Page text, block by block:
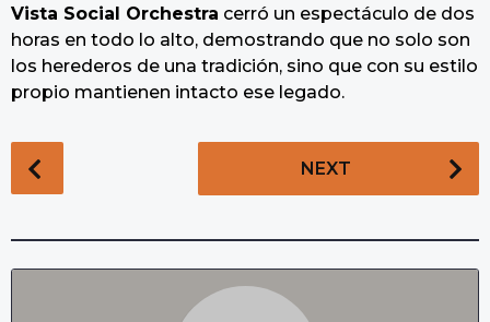
Vista Social Orchestra cerró un espectáculo de dos
horas en todo lo alto, demostrando que no solo son
los herederos de una tradición, sino que con su estilo
propio mantienen intacto ese legado.
o
t
P
NEXT